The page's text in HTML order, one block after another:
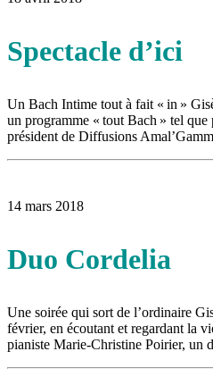
Spectacle d’ici
Un Bach Intime tout à fait « in »
un programme « tout Bach » tel que
président de Diffusions
14 mars 2018
Duo Cordelia
Une soirée qui sort de l’ordinaire
février, en écoutant et regardant la
pianiste Marie-Christine Poirier, un